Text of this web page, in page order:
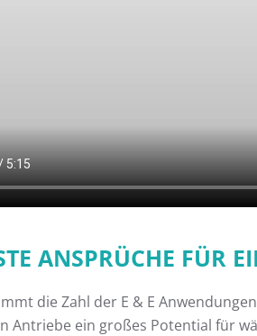
ANSPRÜCHE FÜR
die Zahl der E & E
Antriebe ein großes Potential für